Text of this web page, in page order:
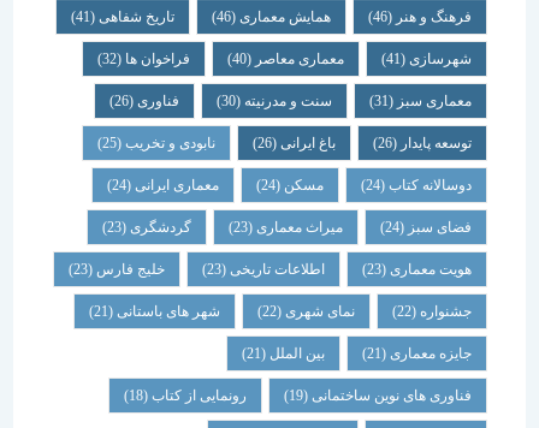
فرهنگ و هنر(46) همایش معماری (46) تاریخ شفاهی (41)
شهرسازی(41) معماری معاصر(40) فراخوان ها (32)
معماری سبز(31) سنت و مدرنیته(30) فناوری (26)
توسعه پایدار(26) باغ ایرانی(26) نابودی و تخریب(25)
دوسالانه کتاب(24) مسکن (24) معماری ایرانی(24)
فضای سبز(24) میراث معماری (23) گردشگری (23)
هویت معماری (23) اطلاعات تاریخی(23) خلیج فارس(23)
جشنواره(22) نمای شهری(22) شهر های باستانی (21)
جایزه معماری (21) بین الملل(21)
فناوری های نوین ساختمانی(19) رونمایی از کتاب (18)